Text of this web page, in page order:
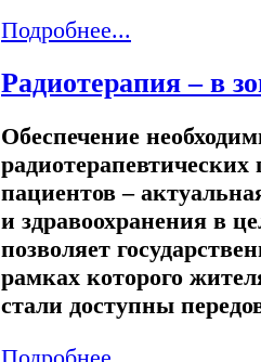
Подробнее...
Радиотерапия – в
Обеспечение
пациентов –
и здравоохранения в
позволяет
рамках которого
стали доступны